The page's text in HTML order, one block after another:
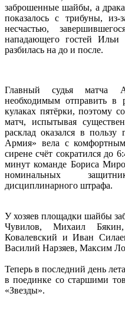
заброшенные шайбы, а
показалось с трибуны,
несчастью,
нападающего гостей Ильи
разбилась на до и после.
Главный судья матча
необходимым отправить в
кулаках пятёрки, поэтому
матч, испытывая
расклад оказался в
Армия» вела с
сирене счёт сократился до
минут команде Бориса
номинальных
дисциплинарного штрафа.
У хозяев площадки шайбы
Чувилов, Михаил
Ковалевский и Иван
Василий Нарзяев, Максим
Теперь в последний день
в поединке со старшими
«Звезды».